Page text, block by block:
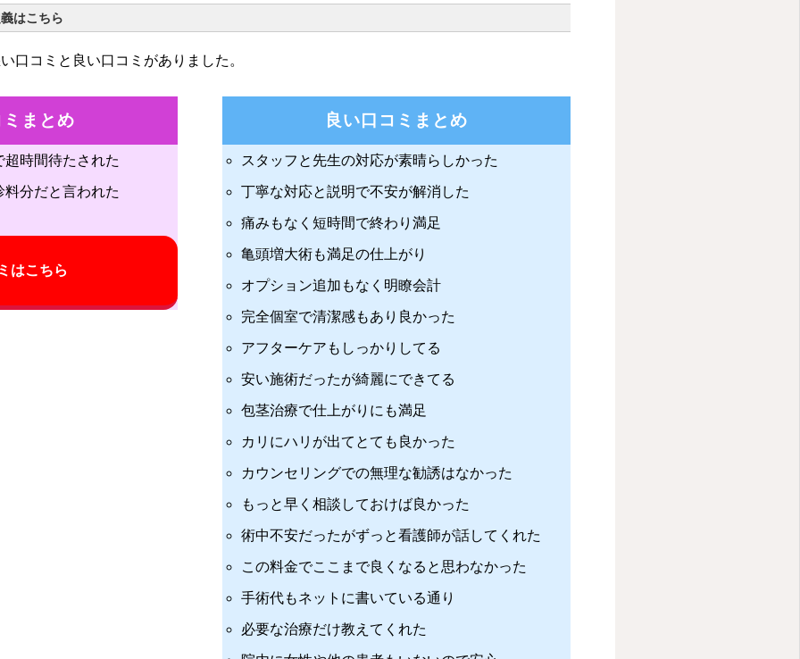
はこちら
口コミと良い口コミがありました。
まとめ
時間待たされた
分だと言われた
はこちら
良い口コミまとめ
スタッフと先生の対応が素晴らしかった
丁寧な対応と説明で不安が解消した
痛みもなく短時間で終わり満足
亀頭増大術も満足の仕上がり
オプション追加もなく明瞭会計
完全個室で清潔感もあり良かった
アフターケアもしっかりしてる
安い施術だったが綺麗にできてる
包茎治療で仕上がりにも満足
カリにハリが出てとても良かった
カウンセリングでの無理な勧誘はなかった
もっと早く相談しておけば良かった
術中不安だったがずっと看護師が話してくれた
この料金でここまで良くなると思わなかった
手術代もネットに書いている通り
必要な治療だけ教えてくれた